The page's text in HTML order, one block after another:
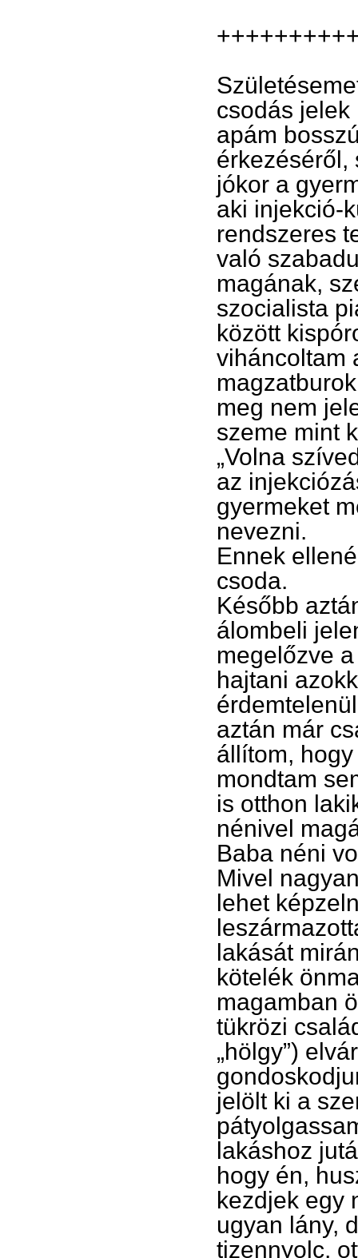
csodás jelek
apám
érkezéséről,
jókor a
aki injekció-
rendszeres
való
magának,
szocialista
között
viháncoltam
meg nem
szeme mint
„Volna
az
gyermeket
nevezni.
Ennek
csoda.
Később
álombeli
megelőzve
hajtani
aztán már
állítom,
mondtam
is otthon
nénivel
Baba néni
Mivel
lehet
lakását
kötelék
magamban
tükrözi
„hölgy”)
jelölt ki a
lakáshoz
hogy én,
kezdjek egy
ugyan lány,
tizennyolc,